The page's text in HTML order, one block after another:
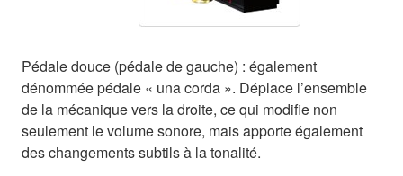
Pédale douce (pédale de gauche) : également
dénommée pédale « una corda ». Déplace l’ensemble
de la mécanique vers la droite, ce qui modifie non
seulement le volume sonore, mais apporte également
des changements subtils à la tonalité.